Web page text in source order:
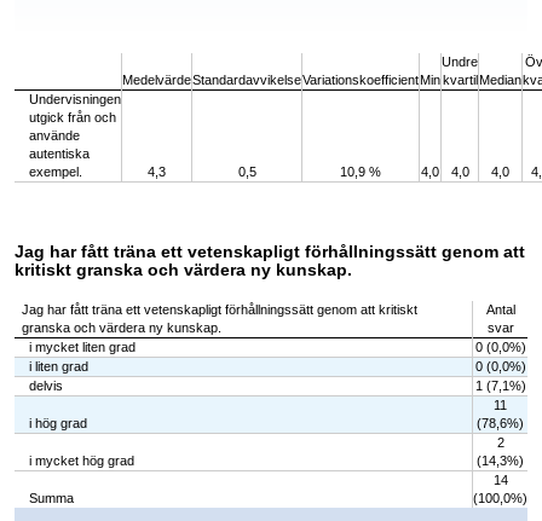
MedelvärdeStandardavvikelseVariationskoefficientMin
Undre
kvartilMedian
Undervisningen
utgick från och
använde
autentiska
exempel.
4,3 0,5 10,9 % 4,0 4,0 4,0
Jag har fått träna ett vetenskapligt förhållningssätt genom att
kritiskt granska och värdera ny kunskap.
Jag har fått träna ett vetenskapligt förhållningssätt genom att kritiskt
granska och värdera ny kunskap.
Antal
svar
i mycket liten grad
0 (0,0%)
i liten grad
0 (0,0%)
delvis
1 (7,1%)
i hög grad
11
(78,6%)
i mycket hög grad
2
(14,3%)
Summa
14
(100,0%)
Chart